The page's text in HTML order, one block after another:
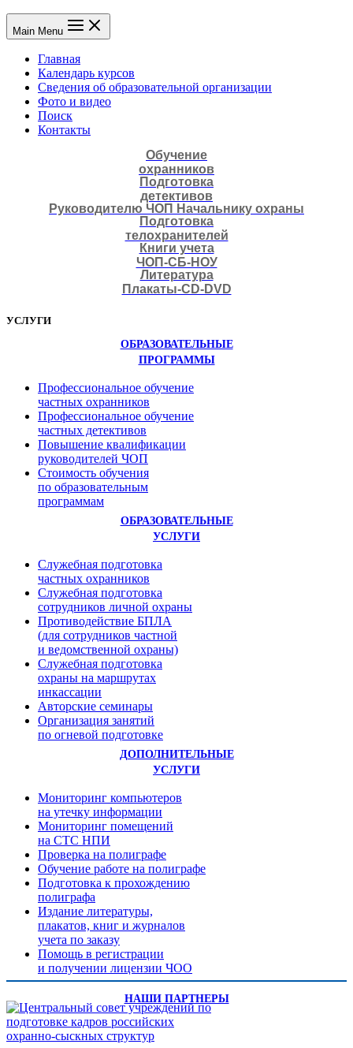
Main Menu
Главная
Календарь курсов
Сведения об образовательной организации
Фото и видео
Поиск
Контакты
Обучение
охранников
Подготовка
детективов
Руководителю ЧОП Начальнику охраны
Подготовка
телохранителей
Книги учета
ЧОП-СБ-НОУ
Литература
Плакаты-CD-DVD
УСЛУГИ
ОБРАЗОВАТЕЛЬНЫЕ
ПРОГРАММЫ
Профессиональное обучение
частных охранников
Профессиональное обучение
частных детективов
Повышение квалификации
руководителей ЧОП
Стоимость обучения
по образовательным
программам
ОБРАЗОВАТЕЛЬНЫЕ
УСЛУГИ
Служебная подготовка
частных охранников
Служебная подготовка
сотрудников личной охраны
Противодействие БПЛА
(для сотрудников частной
и ведомственной охраны)
Служебная подготовка
охраны на маршрутах
инкассации
Авторские семинары
Организация занятий
по огневой подготовке
ДОПОЛНИТЕЛЬНЫЕ
УСЛУГИ
Мониторинг компьютеров
на утечку информации
Мониторинг помещений
на СТС НПИ
Проверка на полиграфе
Обучение работе на полиграфе
Подготовка к прохождению
полиграфа
Издание литературы,
плакатов, книг и журналов
учета по заказу
Помощь в регистрации
и получении лицензии ЧОО
НАШИ ПАРТНЕРЫ